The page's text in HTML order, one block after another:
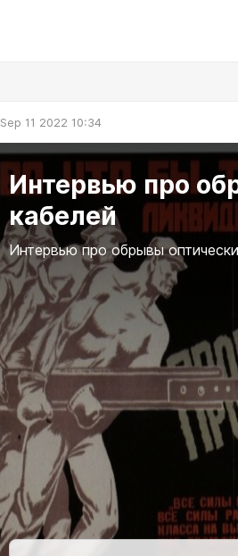
Sep 11 2022 10:34
Интервью про
кабелей
Интервью про обрывы